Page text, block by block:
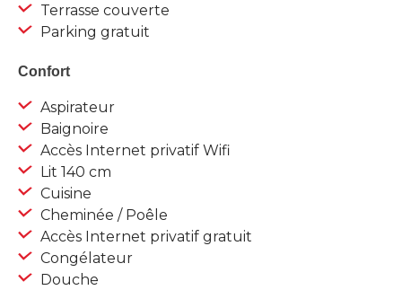
Terrasse couverte
Parking gratuit
Confort
Aspirateur
Baignoire
Accès Internet privatif Wifi
Lit 140 cm
Cuisine
Cheminée / Poêle
Accès Internet privatif gratuit
Congélateur
Douche